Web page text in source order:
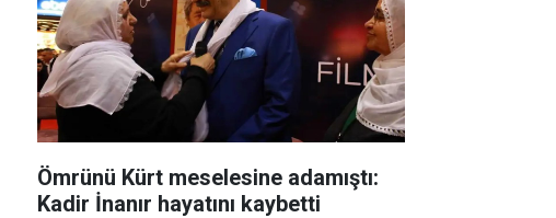
Ömrünü Kürt meselesine adamıştı:
Kadir İnanır hayatını kaybetti